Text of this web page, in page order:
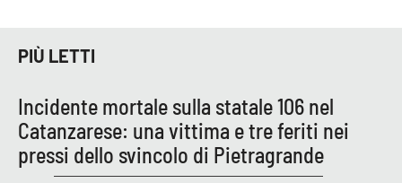
Leggendo Alvaro insieme
Imprese Di Calabria
PIÙ LETTI
Incidente mortale sulla statale 106 nel
Catanzarese: una vittima e tre feriti nei
pressi dello svincolo di Pietragrande